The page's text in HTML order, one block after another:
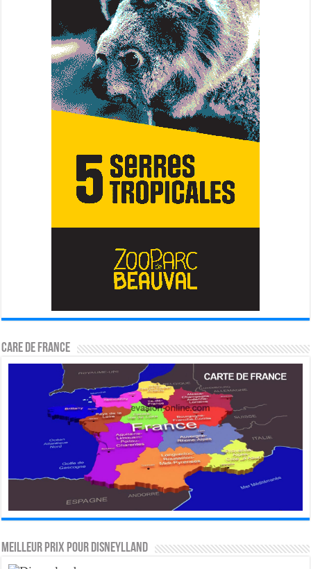
CARE DE FRANCE
MEILLEUR PRIX POUR DISNEYLLAND